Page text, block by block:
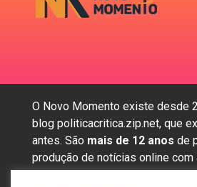
O Novo Momento existe desde
blog politicacritica.zip.net, que
antes. São mais de 12 anos de
produção de notícias online com
assuntos mais importantes da